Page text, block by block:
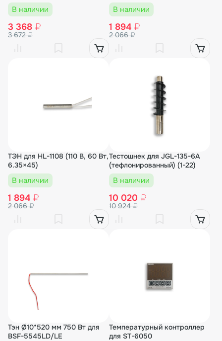
В наличии
3 368 ₽
3 672₽
В наличии
1 894 ₽
2 066₽
ТЭН для HL-1108 (110 В, 60 Вт,
6.35×45)
В наличии
1 894 ₽
2 066₽
Тестошнек для JGL-135-6A
(тефлонированный) (1-22)
В наличии
10 020 ₽
10 924₽
Тэн Ø10*520 мм 750 Вт для
BSF-5545LD/LE
Температурный контроллер
для ST-6050